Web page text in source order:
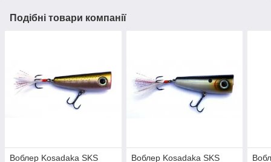
Подібні товари компанії
Воблер Kosadaka SKS
Воблер Kosadaka SKS